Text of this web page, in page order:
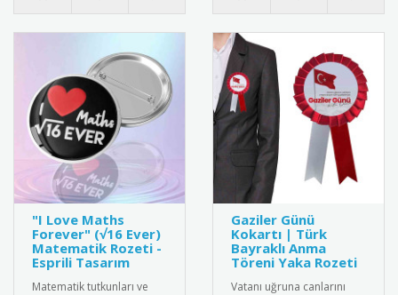
"I Love Maths
Forever" (√16 Ever)
Matematik Rozeti -
Esprili Tasarım
Matematik tutkunları ve
Gaziler Günü
Kokartı | Türk
Bayraklı Anma
Töreni Yaka Rozeti
Vatanı uğruna canlarını